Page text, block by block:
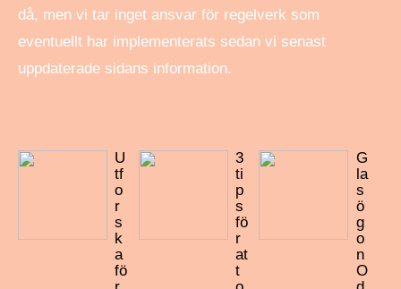
då, men vi tar inget ansvar för regelverk som
eventuellt har implementerats sedan vi senast
uppdaterade sidans information.
U
tf
o
r
s
k
a
fö
3
ti
p
s
fö
r
at
t
G
la
s
ö
g
o
n
O